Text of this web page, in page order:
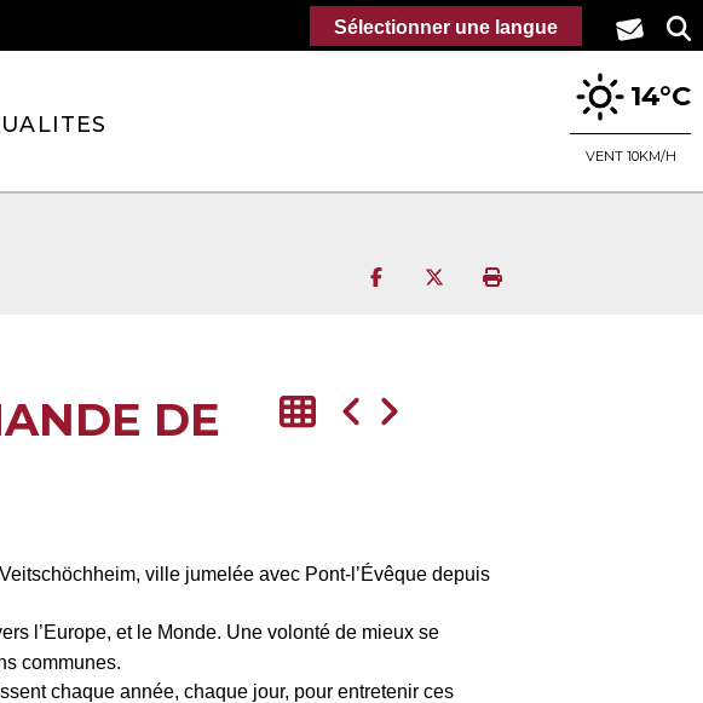
14°C
VENT 10KM/H
Partager sur Facebook
Partager sur Twitter
Imprimer la page
DE
ville jumelée avec Pont-l’Évêque depuis
l’Europe, et le Monde. Une volonté de mieux se
communes.
chaque année, chaque jour, pour entretenir ces
Sélectionner une langue